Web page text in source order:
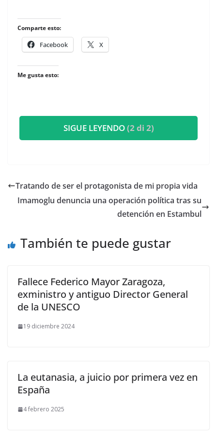
Comparte esto:
Facebook X
Me gusta esto:
SIGUE LEYENDO(2 di 2)
​Tratando de ser el protagonista de mi propia vida
Imamoglu denuncia una operación política tras su
detención en Estambul
También te puede gustar
Fallece Federico Mayor Zaragoza,
exministro y antiguo Director General
de la UNESCO
19 diciembre 2024
La eutanasia, a juicio por primera vez en
España
4 febrero 2025